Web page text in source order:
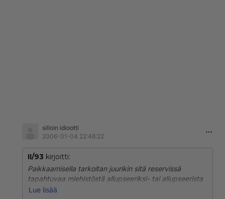
silloin idiootti
2006-01-04 22:48:22
II/93 kirjoitti:
Paikkaamisella tarkoitan juurikin sitä reservissä
tapahtuvaa miehistöstä aliupseeriksi- tai aliupseerista
upseeriksi-koulutusta. Koulutukseenhan haetaan, eikä
Lue lisää